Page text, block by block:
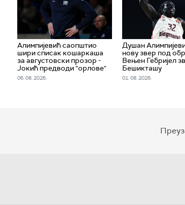
Алимпијевић саопштио
шири списак кошаркаша
за августовски прозор -
Јокић предводи "орлове"
06. 08. 2026.
Душан
нову звер под
Вењен Гебријел
Бешикташу
01. 08. 2026.